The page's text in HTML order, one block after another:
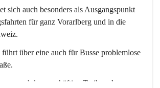
sich auch besonders als Ausgangspunkt
für ganz Vorarlberg und in die
über eine auch für Busse problemlose
und das geschäftige Treiben der